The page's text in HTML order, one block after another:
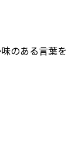
のある言葉を